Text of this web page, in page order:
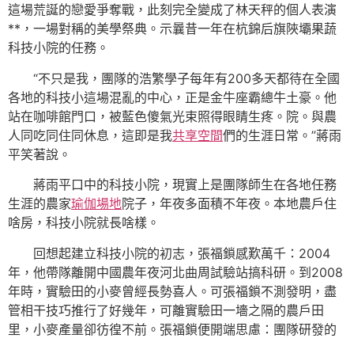
這場荒誕的戀愛爭奪戰，此刻完全變成了林天秤的個人表演
**，一場對稱的美學祭典。示曩昔一年在杭錦后旗陜壩果蔬
科技小院的任務。
“不只是我，團隊的浩繁學子每年有200多天都待在全國
各地的科技小這場混亂的中心，正是金牛座霸總牛土豪。他
站在咖啡館門口，被藍色傻氣光束照得眼睛生疼。院。與農
人同吃同住同休息，這即是我共享空間們的生涯日常。”蔣雨
平笑著說。
蔣雨平口中的科技小院，現實上是團隊師生在各地任務
生涯的農家瑜伽場地院子，年夜多面積不年夜。本地農戶住
啥房，科技小院就長啥樣。
回想起建立科技小院的初志，張福鎖感歎萬千：2004
年，他帶隊離開中國農年夜河北曲周試驗站搞科研。到2008
年時，實驗田的小麥曾經長勢喜人。可張福鎖不測發明，盡
管相干技巧推行了好幾年，可離實驗田一墻之隔的農戶田
里，小麥產量卻彷徨不前。張福鎖便開端思慮：團隊研發的